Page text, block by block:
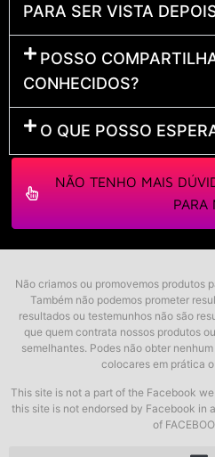
PARA SER VISTA
POSSO
CONHECIDOS?
O QUE POSSO
NÃO TENHO MAIS
PARA
Não criamos ou promovemos produtos
Também não podemos prometer
resultados ou testemunhos não são
que quem contrata nossos produtos
semelhantes. Podes não obter
colocares em prática
This site is not a part of the Facebook
this site is not endorsed by Facebook in
of